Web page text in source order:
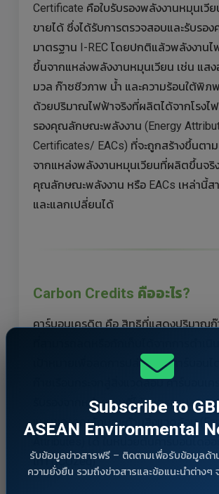
Certificate คือใบรับรองพลังงานหมุนเวี
ขายได้ ซึ่งได้รับการตรวจสอบและรับรอ
มาตรฐาน I-REC โดยปกติแล้วพลังงาน
ขึ้นจากแหล่งพลังงานหมุนเวียน เช่น แส
มวล ก๊าซชีวภาพ น้ำ และความร้อนใต้พิภ
ด้วยปริมาณไฟฟ้าจริงที่ผลิตได้จากโรงไฟ
รองคุณลักษณะพลังงาน (Energy
Certificates/ EACs) ที่จะถูกสร้างขึ้นตา
จากแหล่งพลังงานหมุนเวียนที่ผลิตขึ้นจริ
คุณลักษณะพลังงาน หรือ EACs เหล่านี้ส
และแลกเปลี่ยนได้
Carbon Credits คืออะไร?
คาร์บอนเครดิต คือ สิทธิที่แสดงปริมาณก๊
เป้าหมายเพื่อลดการปล่อยก๊าซคาร์บอนไ
ก๊าซเรือนกระจกสู่สิ่งแวดล้อม คาร์บอนเค
รับรองจากหน่วยงานที่ได้มาตรฐานสามาร
แบบของคุณลักษณะด้านสิ่งแวดล้อม
เท่า (tCO2eq)
Subscribe to
ASEAN Environmental
รับข้อมูลข่าวสารฟรี – ติดตามเพื่อรับข้อมูลด้
ความยั่งยืน รวมถึงข่าวสารและข้อแนะนำต่างๆ